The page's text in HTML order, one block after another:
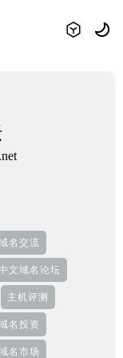
名交流
文域名论坛
主机评测
名投资
名市场